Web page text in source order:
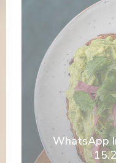
WhatsApp